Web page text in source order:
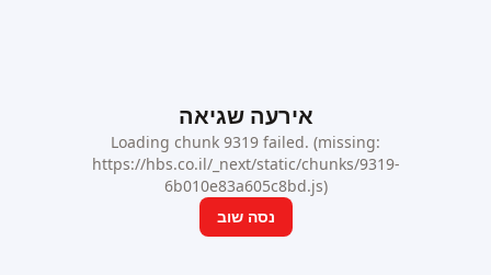
אירעה שגיאה
Loading chunk 9319 failed. (missing:
https://hbs.co.il/_next/static/chunks/9319-
6b010e83a605c8bd.js)